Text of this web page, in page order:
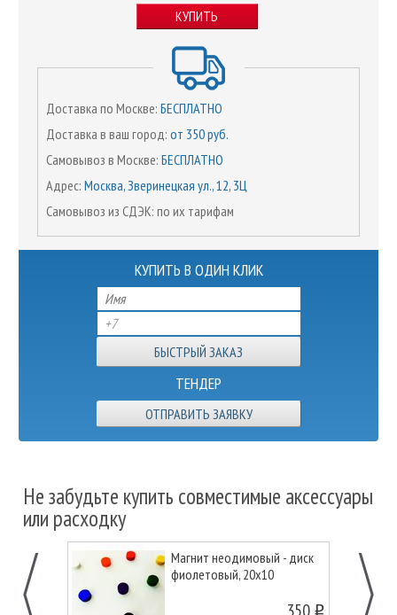
КУПИТЬ
Доставка по Москве: БЕСПЛАТНО
Доставка в ваш город: от 350 руб.
Самовывоз в Москве: БЕСПЛАТНО
Адрес: Москва, Зверинецкая ул., 12, 3Ц
Самовывоз из СДЭК: по их тарифам
КУПИТЬ В ОДИН КЛИК
ТЕНДЕР
ОТПРАВИТЬ ЗАЯВКУ
Не забудьте купить совместимые аксессуары
или расходку
Магнит неодимовый - диск
фиолетовый, 20х10
350 o